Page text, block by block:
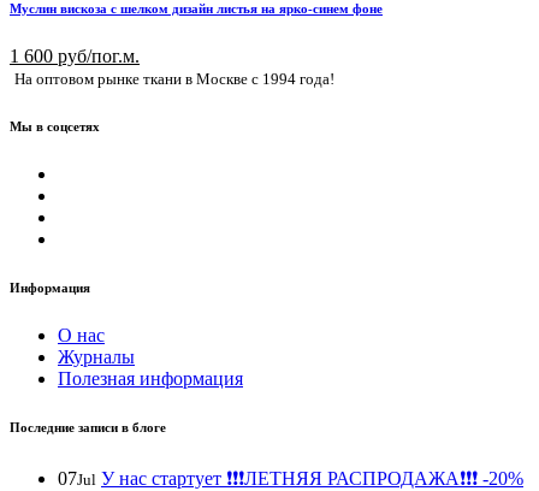
Муслин вискоза с шелком дизайн листья на ярко-синем фоне
1 600 руб/пог.м.
На оптовом рынке ткани в Москве с 1994 года!
Мы в соцсетях
Информация
О нас
Журналы
Полезная информация
Последние записи в блоге
07Jul У нас стартует ❗️❗️❗️ЛЕТНЯЯ РАСПРОДАЖА❗️❗️❗️ -20%